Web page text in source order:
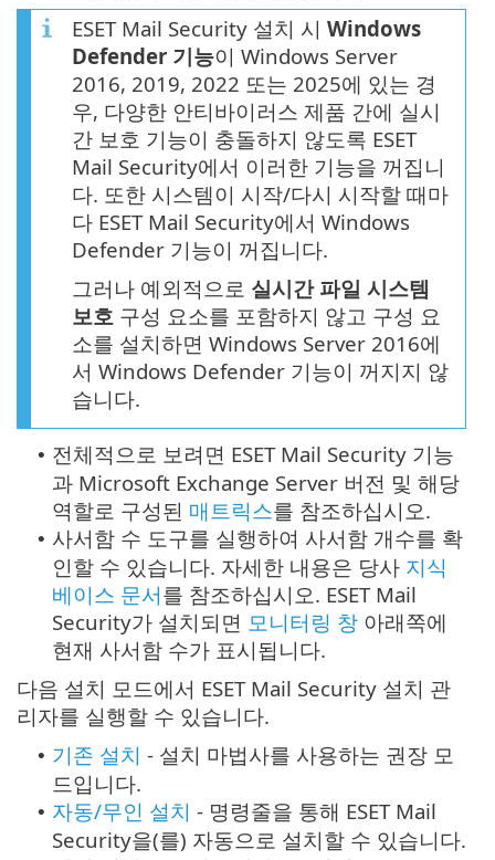
ESET Mail Security 설치 시 Windows
Defender 기능이 Windows Server
2016, 2019, 2022 또는 2025에 있는 경
우, 다양한 안티바이러스 제품 간에 실시
간 보호 기능이 충돌하지 않도록 ESET
Mail Security에서 이러한 기능을 꺼집니
다. 또한 시스템이 시작/다시 시작할 때마
다 ESET Mail Security에서 Windows
Defender 기능이 꺼집니다.
그러나 예외적으로 실시간 파일 시스템
보호 구성 요소를 포함하지 않고 구성 요
소를 설치하면 Windows Server 2016에
서 Windows Defender 기능이 꺼지지 않
습니다.
• 전체적으로 보려면 ESET Mail Security 기능
과 Microsoft Exchange Server 버전 및 해당
역할로 구성된 매트릭스를 참조하십시오.
• 사서함 수 도구를 실행하여 사서함 개수를 확
인할 수 있습니다. 자세한 내용은 당사 지식
베이스 문서를 참조하십시오. ESET Mail
Security가 설치되면 모니터링 창 아래쪽에
현재 사서함 수가 표시됩니다.
다음 설치 모드에서 ESET Mail Security 설치 관
리자를 실행할 수 있습니다.
• 기존 설치 - 설치 마법사를 사용하는 권장 모
드입니다.
• 자동/무인 설치 - 명령줄을 통해 ESET Mail
Security을(를) 자동으로 설치할 수 있습니다.